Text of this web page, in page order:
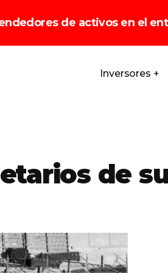
de activos en el
Inversores +
de